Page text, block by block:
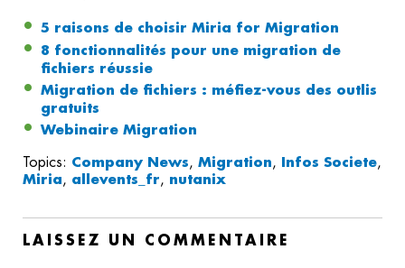
5 raisons de choisir Miria for Migration
8 fonctionnalités pour une migration de
fichiers réussie
Migration de fichiers : méfiez-vous des outlis
gratuits
Webinaire Migration
Topics: Company News, Migration, Infos Societe,
Miria, allevents_fr, nutanix
LAISSEZ UN COMMENTAIRE